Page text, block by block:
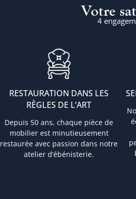
Votre
4
RESTAURATION DANS LES
RÈGLES DE L’ART
Depuis 50 ans, chaque pièce de
mobilier est minutieusement
restaurée avec passion dans notre
atelier d’ébénisterie.